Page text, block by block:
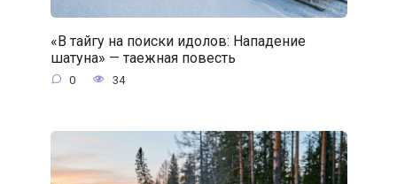
«В тайгу на поиски идолов: Нападение
шатуна» — таежная повесть
0 34